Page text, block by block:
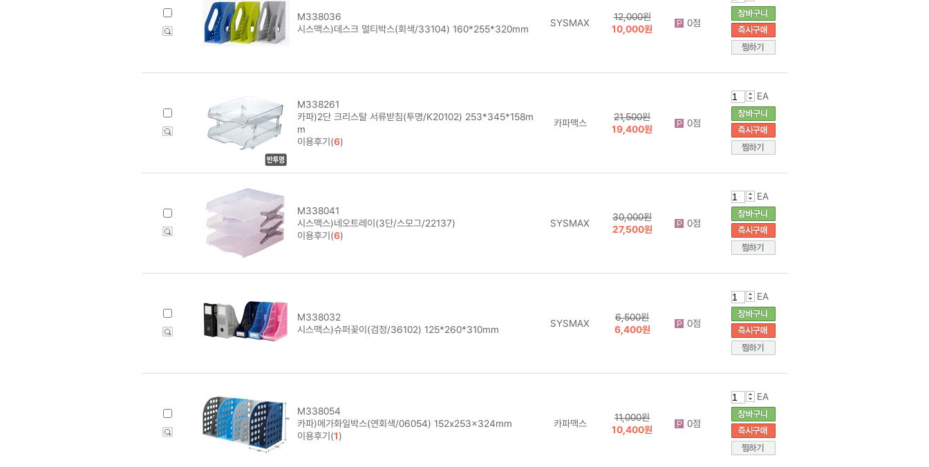
M338036
시스맥스)데스크 멀티박스(회색/33104) 160*255*320mm
SYSMAX
12,000원
10,000원
0점
M338261
카파)2단 크리스탈 서류받침(투명/K20102) 253*345*158m
m
이용후기(6)
카파맥스
21,500원
19,400원
0점
EA
M338041
시스맥스)네오트레이(3단/스모그/22137)
이용후기(6)
SYSMAX
30,000원
27,500원
0점
EA
M338032
시스맥스)슈퍼꽂이(검정/36102) 125*260*310mm
SYSMAX
6,500원
6,400원
0점
EA
M338054
카파)메가화일박스(연회색/06054) 152x253x324mm
이용후기(1)
카파맥스
11,000원
10,400원
0점
EA